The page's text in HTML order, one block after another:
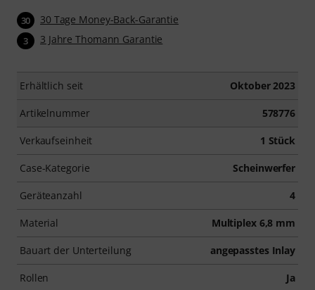
30 30 Tage Money-Back-Garantie
3 3 Jahre Thomann Garantie
Erhältlich seit Oktober 2023
Artikelnummer 578776
Verkaufseinheit 1 Stück
Case-Kategorie Scheinwerfer
Geräteanzahl 4
Material Multiplex 6,8 mm
Bauart der Unterteilung angepasstes Inlay
Rollen Ja